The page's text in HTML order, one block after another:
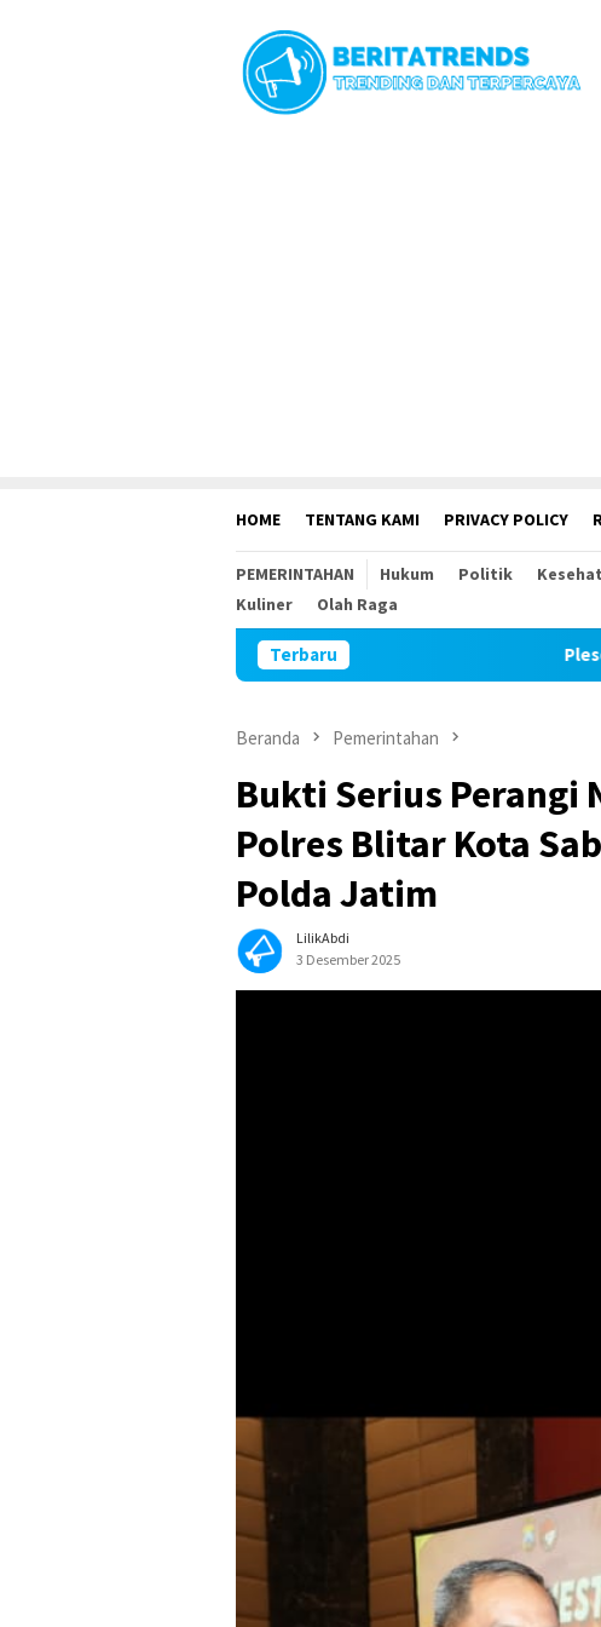
HOME TENTANG KAMI PRIVACY POLICY
PEMERINTAHAN Hukum Politik
Kuliner
Olah Raga
Terbaru Plesengan Depan
Beranda Pemerintahan
Bukti Serius Perangi
Polres Blitar Kota
Polda Jatim
LilikAbdi
3 Desember 2025